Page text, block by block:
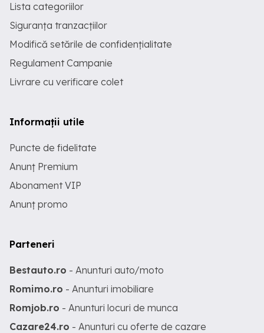
Lista categoriilor
Siguranța tranzacțiilor
Modifică setările de confidențialitate
Regulament Campanie
Livrare cu verificare colet
Informații utile
Puncte de fidelitate
Anunț Premium
Abonament VIP
Anunț promo
Parteneri
Bestauto.ro - Anunturi auto/moto
Romimo.ro - Anunturi imobiliare
Romjob.ro - Anunturi locuri de munca
Cazare24.ro - Anunturi cu oferte de cazare